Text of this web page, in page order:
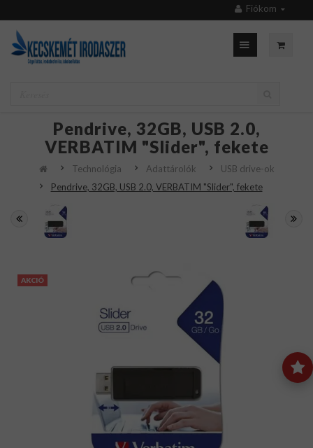
Fiókom
Pendrive, 32GB, USB 2.0,
VERBATIM "Slider", fekete
Technológia Adattárolók
USB drive-ok
Pendrive, 32GB, USB 2.0, VERBATIM "Slider", fekete
AKCIÓ